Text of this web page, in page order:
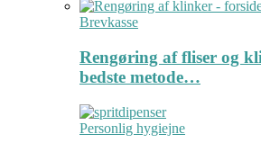
Brevkasse
Rengøring af fliser og
bedste metode…
Personlig hygiejne